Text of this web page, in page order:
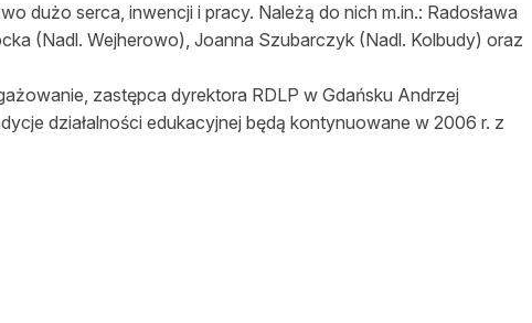
dużo serca, inwencji i pracy. Należą do nich m.in.: Radosława
(Nadl. Wejherowo), Joanna Szubarczyk (Nadl. Kolbudy) oraz
zastępca dyrektora RDLP w Gdańsku Andrzej
działalności edukacyjnej będą kontynuowane w 2006 r. z